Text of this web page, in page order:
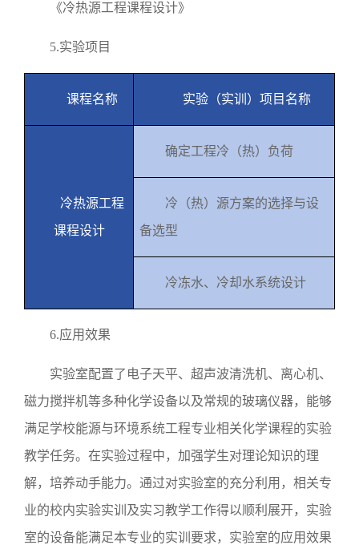
《冷热源工程课程设计》
5.实验项目
课程名称 实验（实训）项目名称
冷热源工程
课程设计
确定工程冷（热）负荷
冷（热）源方案的选择与设
备选型
冷冻水、冷却水系统设计
6.应用效果
实验室配置了电子天平、超声波清洗机、离心机、
磁力搅拌机等多种化学设备以及常规的玻璃仪器，能够
满足学校能源与环境系统工程专业相关化学课程的实验
教学任务。在实验过程中，加强学生对理论知识的理
解，培养动手能力。通过对实验室的充分利用，相关专
业的校内实验实训及实习教学工作得以顺利展开，实验
室的设备能满足本专业的实训要求，实验室的应用效果